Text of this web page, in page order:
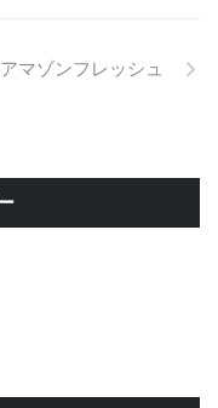
マゾンフレッシュ